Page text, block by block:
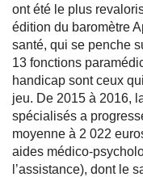
ont été le plus
édition du baromètre
santé, qui se penche
13 fonctions
handicap sont ceux
jeu. De 2015 à 2016,
spécialisés a
moyenne à 2 022
aides médico-
l’assistance), dont le